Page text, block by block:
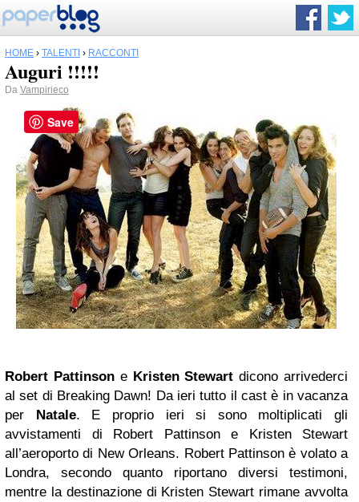
HOME › TALENTI › RACCONTI
Auguri !!!!!
Da Vampirieco
Robert Pattinsone Kristen Stewart dicono arrivederci
al set di Breaking Dawn! Da ieri tutto il cast è in vacanza
per Natale. E proprio ieri si sono moltiplicati gli
avvistamenti di Robert Pattinson e Kristen Stewart
all’aeroporto di New Orleans. Robert Pattinson è volato a
Londra, secondo quanto riportano diversi testimoni,
mentre la destinazione di Kristen Stewart rimane avvolta
Save